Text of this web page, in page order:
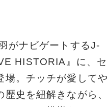
がナビゲートするJ-
HISTORIA』に、セ
場。チッチが愛してや
史を紐解きながら、